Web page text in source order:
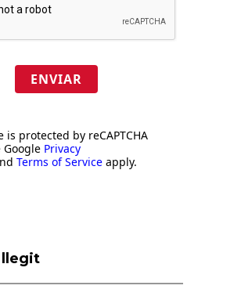
ENVIAR
is protected by reCAPTCHA
Privacy
Terms of Service apply.
llegit